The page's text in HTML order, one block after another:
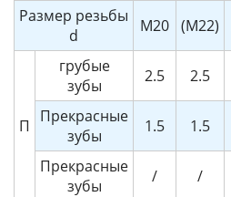
Размер резьбы
d
М20 (М22)
П
грубые
зубы
2.5 2.5
Прекрасные
зубы
1.5 1.5
Прекрасные
зубы
/ /